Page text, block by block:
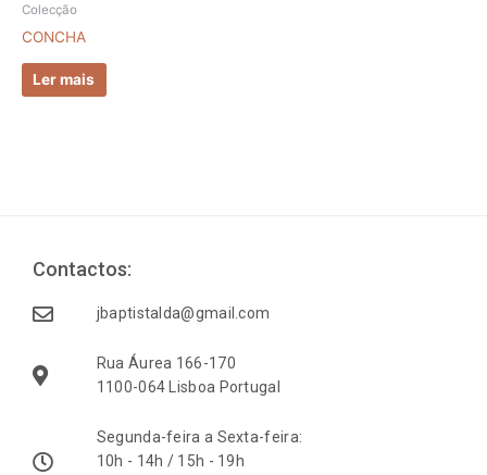
Colecção
CONCHA
Ler mais
Contactos:
jbaptistalda@gmail.com
Rua Áurea 166-170
1100-064 Lisboa Portugal
Segunda-feira a Sexta-feira:
10h - 14h / 15h - 19h